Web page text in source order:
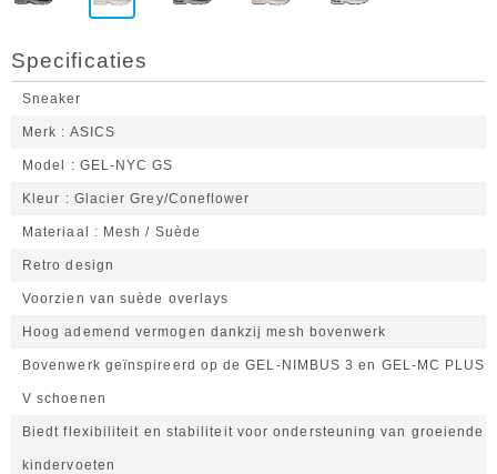
Specificaties
Sneaker
Merk ASICS
Model GEL-NYC GS
Kleur Glacier Grey/Coneflower
Materiaal Mesh / Suède
Retro design
Voorzien van suède overlays
Hoog ademend vermogen dankzij mesh bovenwerk
Bovenwerk geïnspireerd op de GEL-NIMBUS 3 en GEL-MC PLUS
V schoenen
Biedt flexibiliteit en stabiliteit voor ondersteuning van groeiende
kindervoeten